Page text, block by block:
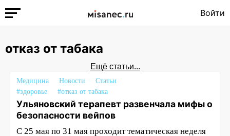
Войти
отказ от табака
Ещё статьи...
Медицина Новости
Статьи
#здоровье
#отказ от табака
Ульяновский терапевт развенчала мифы о
безопасности вейпов
С 25 мая по 31 мая проходит тематическая неделя